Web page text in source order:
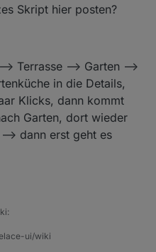
Skript hier posten?
Terrasse --> Garten -->
in die Details,
Klicks, dann kommt
Garten, dort wieder
> dann erst geht es
ui/wiki